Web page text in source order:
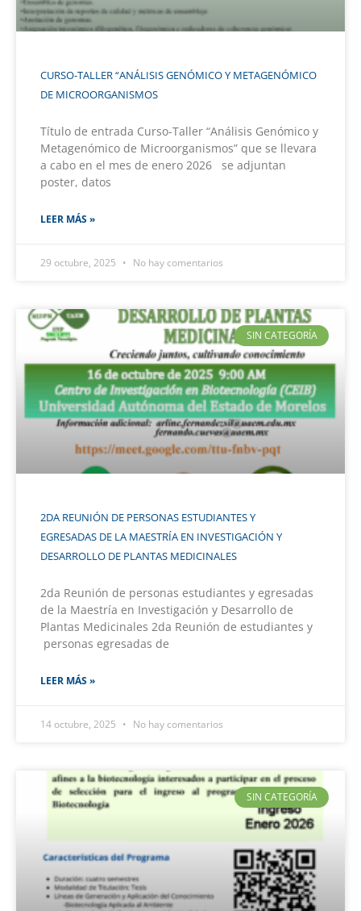
CURSO-TALLER “ANÁLISIS GENÓMICO Y METAGENÓMICO
DE MICROORGANISMOS
Título de entrada Curso-Taller “Análisis Genómico y
Metagenómico de Microorganismos” que se llevara
a cabo en el mes de enero 2026 se adjuntan
poster, datos
LEER MÁS »
29 octubre, 2025 No hay comentarios
SIN CATEGORÍA
2DA REUNIÓN DE PERSONAS ESTUDIANTES Y
EGRESADAS DE LA MAESTRÍA EN INVESTIGACIÓN Y
DESARROLLO DE PLANTAS MEDICINALES
2da Reunión de personas estudiantes y egresadas
de la Maestría en Investigación y Desarrollo de
Plantas Medicinales 2da Reunión de estudiantes y
personas egresadas de
LEER MÁS »
14 octubre, 2025 No hay comentarios
SIN CATEGORÍA